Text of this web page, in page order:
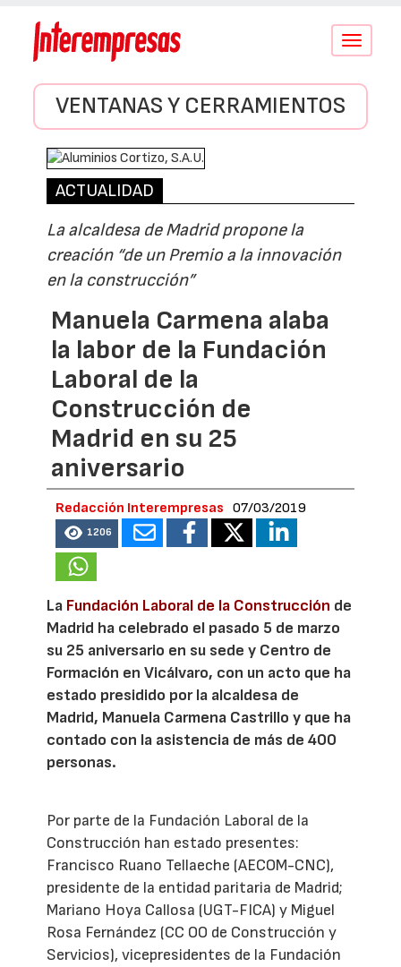
Conmutar
VENTANAS Y CERRAMIENTOS
ACTUALIDAD
La alcaldesa de Madrid propone la
creación “de un Premio a la innovación
en la construcción”
Manuela Carmena alaba
la labor de la Fundación
Laboral de la
Construcción de
Madrid en su 25
aniversario
Redacción Interempresas 07/03/2019
1206
La Fundación Laboral de la Construcción de
Madrid ha celebrado el pasado 5 de marzo
su 25 aniversario en su sede y Centro de
Formación en Vicálvaro, con un acto que ha
estado presidido por la alcaldesa de
Madrid, Manuela Carmena Castrillo y que ha
contado con la asistencia de más de 400
personas.
Por parte de la Fundación Laboral de la
Construcción han estado presentes:
Francisco Ruano Tellaeche (AECOM-CNC),
presidente de la entidad paritaria de Madrid;
Mariano Hoya Callosa (UGT-FICA) y Miguel
Rosa Fernández (CC OO de Construcción y
Servicios), vicepresidentes de la Fundación